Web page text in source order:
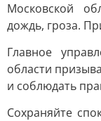
Московской
дождь, гроза.
Главное
области
и соблюдать
Сохраняйте